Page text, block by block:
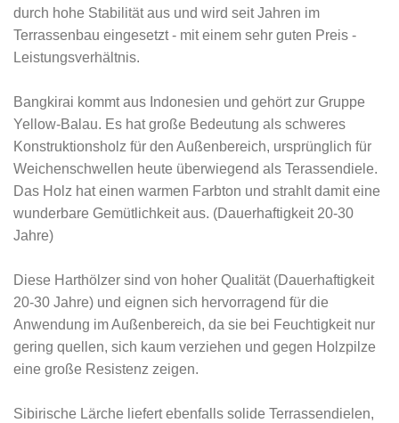
durch hohe Stabilität aus und wird seit Jahren im
Terrassenbau eingesetzt - mit einem sehr guten Preis -
Leistungsverhältnis.
Bangkirai kommt aus Indonesien und gehört zur Gruppe
Yellow-Balau. Es hat große Bedeutung als schweres
Konstruktionsholz für den Außenbereich, ursprünglich für
Weichenschwellen heute überwiegend als Terassendiele.
Das Holz hat einen warmen Farbton und strahlt damit eine
wunderbare Gemütlichkeit aus. (Dauerhaftigkeit 20-30
Jahre)
Diese Harthölzer sind von hoher Qualität (Dauerhaftigkeit
20-30 Jahre) und eignen sich hervorragend für die
Anwendung im Außenbereich, da sie bei Feuchtigkeit nur
gering quellen, sich kaum verziehen und gegen Holzpilze
eine große Resistenz zeigen.
Sibirische Lärche liefert ebenfalls solide Terrassendielen,